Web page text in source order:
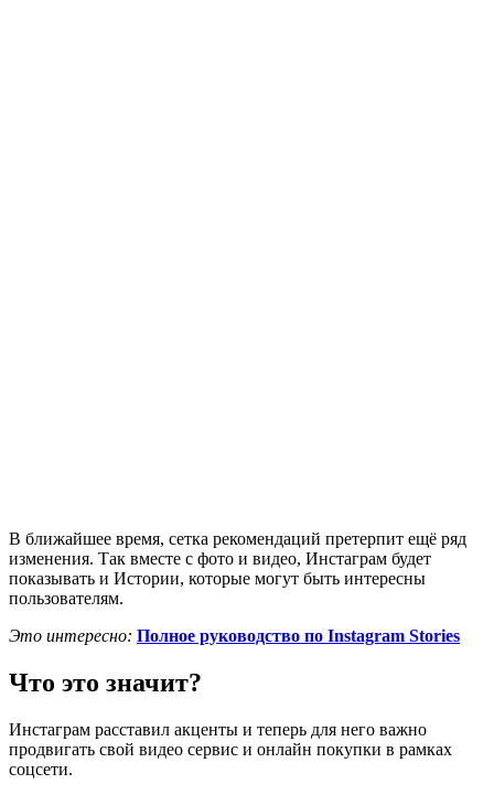
В ближайшее время, сетка рекомендаций претерпит ещё ряд
изменения. Так вместе с фото и видео, Инстаграм будет
показывать и Истории, которые могут быть интересны
пользователям.
Это интересно: Полное руководство по Instagram Stories
Что это значит?
Инстаграм расставил акценты и теперь для него важно
продвигать свой видео сервис и онлайн покупки в рамках
соцсети.